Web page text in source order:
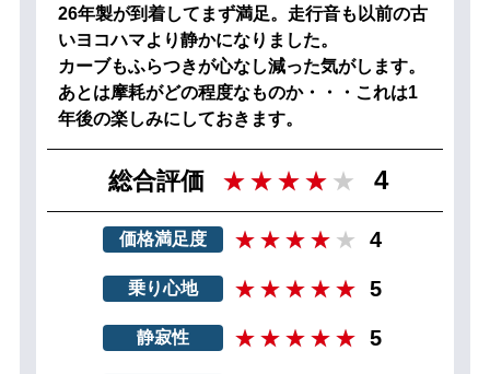
26年製が到着してまず満足。走行音も以前の古
いヨコハマより静かになりました。
カーブもふらつきが心なし減った気がします。
あとは摩耗がどの程度なものか・・・これは1
年後の楽しみにしておきます。
総合評価 4
価格満足度 4
乗り心地 5
静寂性 5